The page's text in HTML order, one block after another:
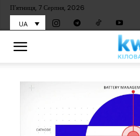
П’ятниця, 7 Серпня, 2026
UA